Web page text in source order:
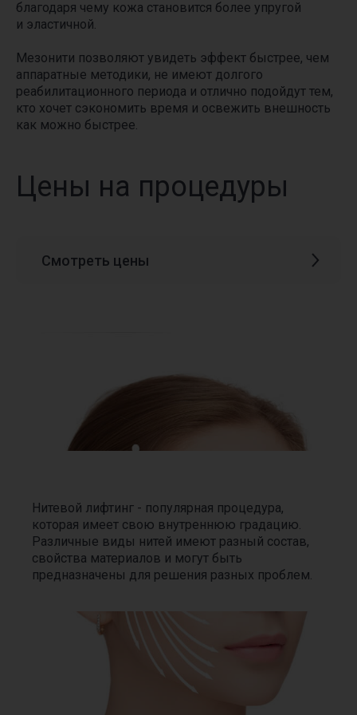
благодаря чему кожа становится более упругой
и эластичной.
Мезонити позволяют увидеть эффект быстрее, чем
аппаратные методики, не имеют долгого
реабилитационного периода и отлично подойдут тем,
кто хочет сэкономить время и освежить внешность
как можно быстрее.
Цены на процедуры
Смотреть цены
Нитевой лифтинг - популярная процедура,
которая имеет свою внутреннюю градацию.
Различные виды нитей имеют разный состав,
свойства материалов и могут быть
предназначены для решения разных проблем.